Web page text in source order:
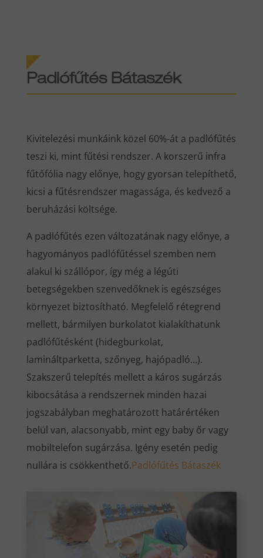
Padlófűtés Bátaszék
Kivitelezési munkáink közel 60%-át a padlófűtés
teszi ki, mint fűtési rendszer. A korszerű infra
fűtőfólia nagy előnye, hogy gyorsan telepíthető,
kicsi a fűtésrendszer magassága, és kedvező a
beruházási költsége.
A padlófűtés ezen változatának nagy előnye, a
hagyományos padlófűtéssel szemben nem
alakul ki szállópor, így még a légúti
betegségekben szenvedőknek is egészséges
környezet biztosítható. Megfelelő rétegrend
mellett, bármilyen burkolatot kialakíthatunk
padlófűtésként (hidegburkolat,
lamináltparketta, szőnyeg, hajópadló…).
Szakszerű telepítés mellett a káros sugárzás
kibocsátása a rendszernek minden hazai
jogszabályban meghatározott határértéken
belül van, alacsonyabb, mint egy baby őr vagy
mobiltelefon sugárzása. Igény esetén pedig
nullára is csökkenthető.Padlófűtés Bátaszék